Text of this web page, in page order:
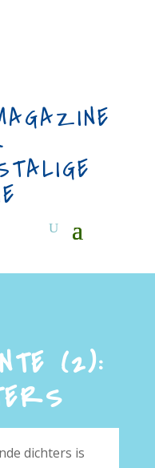
(2):
dichters is